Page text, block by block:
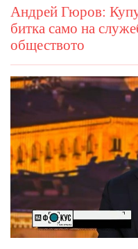
Андрей Гюров:
битка само на
обществото